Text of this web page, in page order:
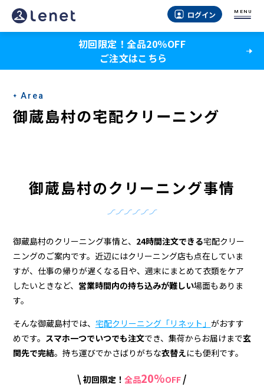
御
蔵
村
の
ク
店
＆
宅
配
ク
リ
ログイン MENU
初回限定！全品20％OFF
ご注文はこちら
Area
御蔵島村の宅配クリーニング
御蔵島村のクリーニング事情
御蔵島村のクリーニング事情と、 24時間注文できる宅配クリー
ニングのご案内です。近辺にはクリーニング店も点在していま
すが、仕事の帰りが遅くなる日や、週末にまとめて衣類をケア
したいときなど、 営業時間内の持ち込みが難しい場面もありま
す。
そんな御蔵島村では、 宅配クリーニング「リネット」 がおすす
めです。 スマホ一つでいつでも注文でき、集荷からお届けまで玄
関先で完結。持ち運びでかさばりがちな衣替えにも便利です。
\ 初回限定！ 全品20%OFF /